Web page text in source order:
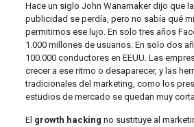
Hace un siglo John Wanamaker dijo que
publicidad se perdía, pero no sabía qué
permitirnos ese lujo. En solo tres años
1.000 millones de usuarios. En solo dos
100.000 conductores en EEUU. Las
crecer a ese ritmo o desaparecer, y las
tradicionales del marketing, como los
estudios de mercado se quedan muy
El growth hacking no sustituye al